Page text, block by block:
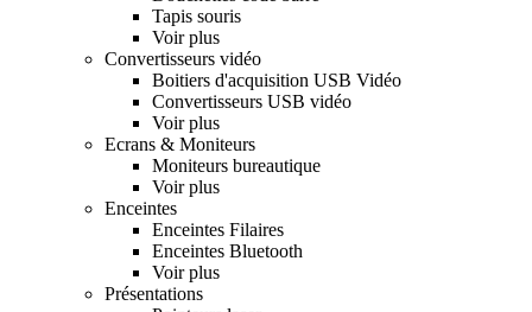
Tapis souris
Voir plus
Convertisseurs vidéo
Boitiers d'acquisition USB Vidéo
Convertisseurs USB vidéo
Voir plus
Ecrans & Moniteurs
Moniteurs bureautique
Voir plus
Enceintes
Enceintes Filaires
Enceintes Bluetooth
Voir plus
Présentations